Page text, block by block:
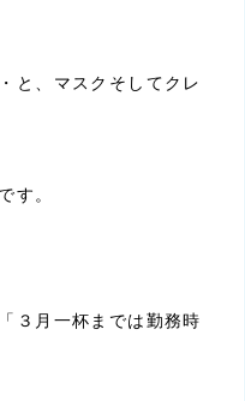
と、マスクそしてクレ
す。
３月一杯までは勤務時